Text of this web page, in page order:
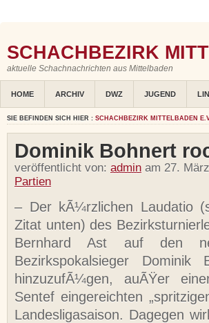
SCHACHBEZIRK
aktuelle Schachnachrichten aus Mittelbaden
HOME ARCHIV DWZ JUGEND
SIE BEFINDEN SICH HIER : SCHACHBEZIRK MITTELBADEN
Dominik Bohnert
veröffentlicht von: admin am 27.
Partien
– Der kÃ¼rzlichen Laudatio
Zitat unten) des
Bernhard Ast auf den
Bezirkspokalsieger
hinzuzufÃ¼gen, auÃŸer
Sentef eingereichten
Landesligasaison. Dagegen